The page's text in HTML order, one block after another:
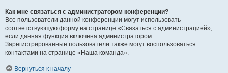
Как мне связаться с администратором конференции?
Все пользователи данной конференции могут использовать
соответствующую форму на странице «Связаться с администрацией»,
если данная функция включена администратором.
Зарегистрированные пользователи также могут воспользоваться
контактами на странице «Наша команда».
Вернуться к началу